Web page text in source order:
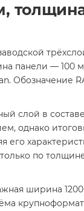
панели — 100
слой в
однако
его
по
ширина